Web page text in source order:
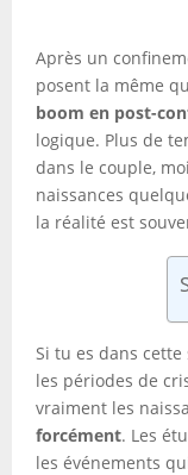
Après un
posent la même
boom en post-
logique. Plus de
dans le couple,
naissances
la réalité est
Si tu es dans
les périodes de
vraiment les
forcément. Les
les événements